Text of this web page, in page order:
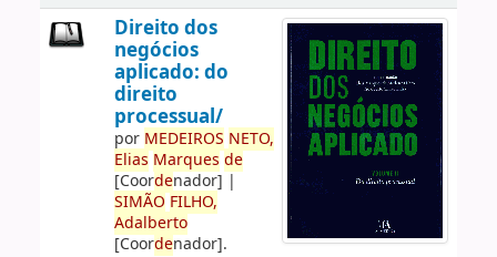
Direito dos
negócios
aplicado: do
direito
processual/
por MEDEIROS NETO,
Elias Marques de
[Coordenador] |
SIMÃO FILHO,
Adalberto
[Coordenador].